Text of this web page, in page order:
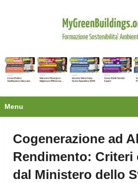
Menu
Cogenerazione ad
Rendimento: Criteri
dal Ministero dello
Oltre 30.000 tecnici
fanno già